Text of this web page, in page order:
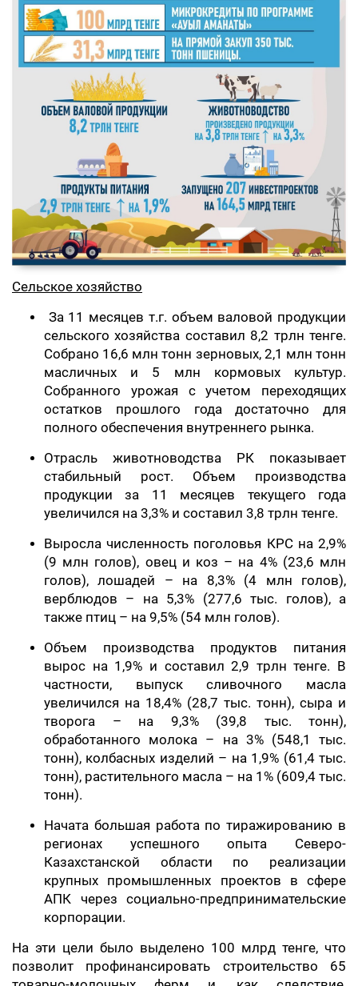
Сельское хозяйство
За 11 месяцев т.г. объем валовой продукции
сельского хозяйства составил 8,2 трлн тенге.
Собрано 16,6 млн тонн зерновых, 2,1 млн тонн
масличных и 5 млн кормовых культур.
Собранного урожая с учетом переходящих
остатков прошлого года достаточно для
полного обеспечения внутреннего рынка.
Отрасль животноводства РК показывает
стабильный рост. Объем производства
продукции за 11 месяцев текущего года
увеличился на 3,3% и составил 3,8 трлн тенге.
Выросла численность поголовья КРС на 2,9%
(9 млн голов), овец и коз – на 4% (23,6 млн
голов), лошадей – на 8,3% (4 млн голов),
верблюдов – на 5,3% (277,6 тыс. голов), а
также птиц – на 9,5% (54 млн голов).
Объем производства продуктов питания
вырос на 1,9% и составил 2,9 трлн тенге. В
частности, выпуск сливочного масла
увеличился на 18,4% (28,7 тыс. тонн), сыра и
творога – на 9,3% (39,8 тыс. тонн),
обработанного молока – на 3% (548,1 тыс.
тонн), колбасных изделий – на 1,9% (61,4 тыс.
тонн), растительного масла – на 1% (609,4 тыс.
тонн).
Начата большая работа по тиражированию в
регионах успешного опыта Северо-
Казахстанской области по реализации
крупных промышленных проектов в сфере
АПК через социально-предпринимательские
корпорации.
На эти цели было выделено 100 млрд тенге, что
позволит профинансировать строительство 65